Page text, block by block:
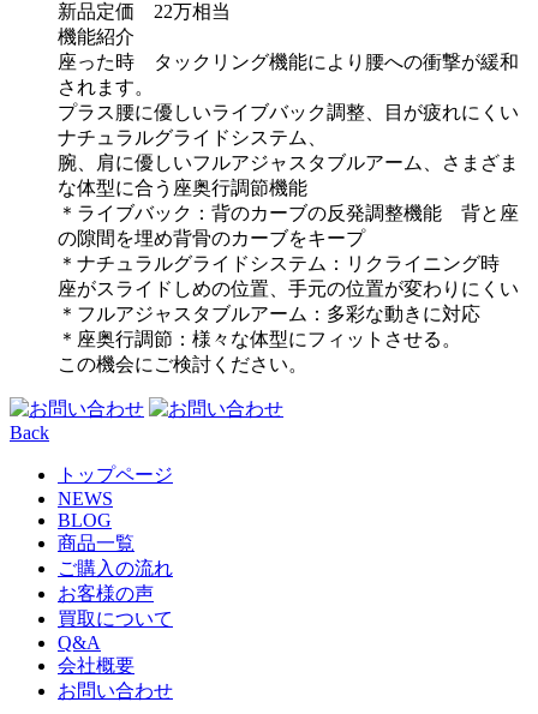
新品定価 22万相当
機能紹介
座った時 タックリング機能により腰への衝撃が緩和
されます。
プラス腰に優しいライブバック調整、目が疲れにくい
ナチュラルグライドシステム、
腕、肩に優しいフルアジャスタブルアーム、さまざま
な体型に合う座奥行調節機能
＊ライブバック：背のカーブの反発調整機能 背と座
の隙間を埋め背骨のカーブをキープ
＊ナチュラルグライドシステム：リクライニング時
座がスライドしめの位置、手元の位置が変わりにくい
＊フルアジャスタブルアーム：多彩な動きに対応
＊座奥行調節：様々な体型にフィットさせる。
この機会にご検討ください。
Back
トップページ
NEWS
BLOG
商品一覧
ご購入の流れ
お客様の声
買取について
Q&A
会社概要
お問い合わせ